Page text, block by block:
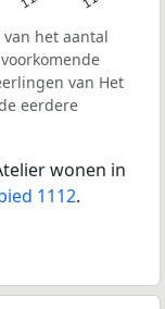
het aantal
van Het
eerdere
wonen in
1112.